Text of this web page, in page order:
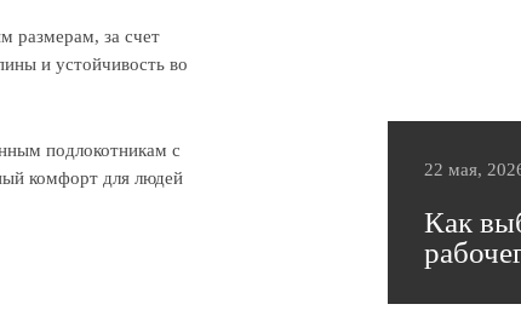
размерам, за счет
и устойчивость во
подлокотникам с
комфорт для людей
22 мая,
Как